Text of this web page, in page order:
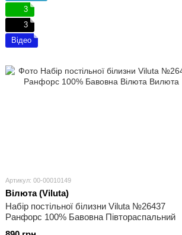
3
3
Відео
Артикул: 00-00010149
Вілюта (Viluta)
Набір постільної білизни Viluta №26437
Ранфорс 100% Бавовна Півтораспальний